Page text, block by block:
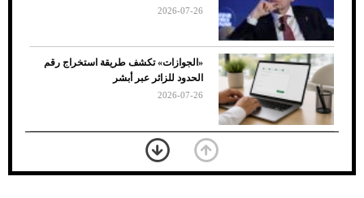
7 نصائح لاختيار لون البنطلون المناسب للقميص
الأسود
2026-07-26
«الجوازات» تكشف طريقة استخراج رقم
الحدود للزائر عبر أبشر
2026-07-26
بعد 7 أشهر من تعرضه لحادث مروع.. جوشوا
يفوز على برينغا بـ"الضربة القاضية" (فيديو)